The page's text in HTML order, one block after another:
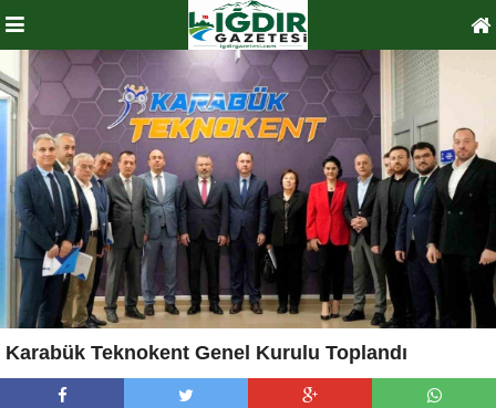
Karabük Teknokent Genel Kurulu Toplandı